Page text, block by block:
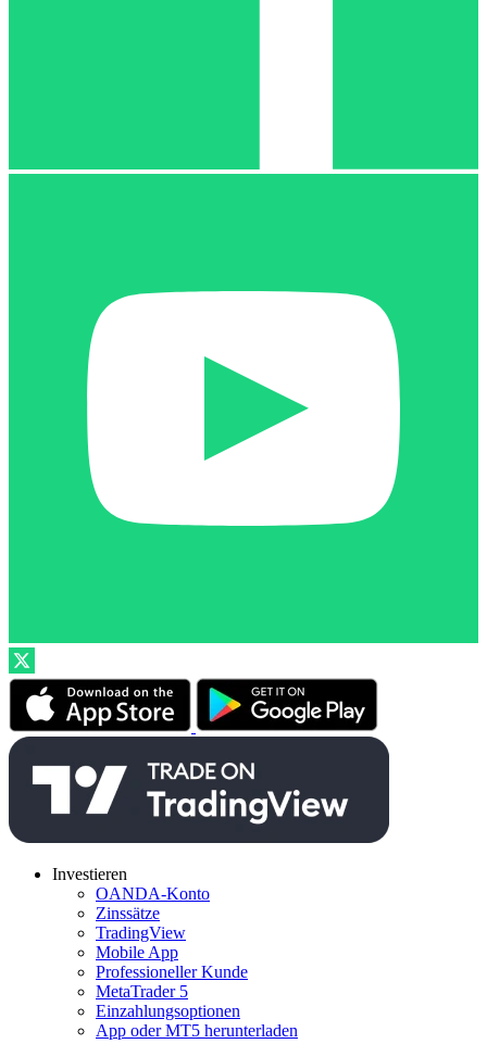
Investieren
OANDA-Konto
Zinssätze
TradingView
Mobile App
Professioneller Kunde
MetaTrader 5
Einzahlungsoptionen
App oder MT5 herunterladen